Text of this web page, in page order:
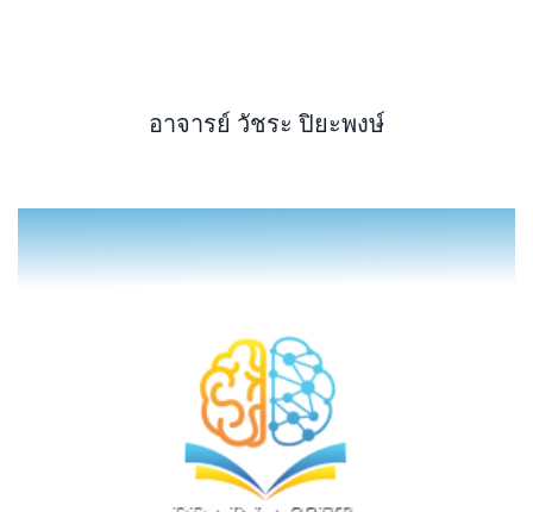
อาจารย์ วัชระ ปิยะพงษ์